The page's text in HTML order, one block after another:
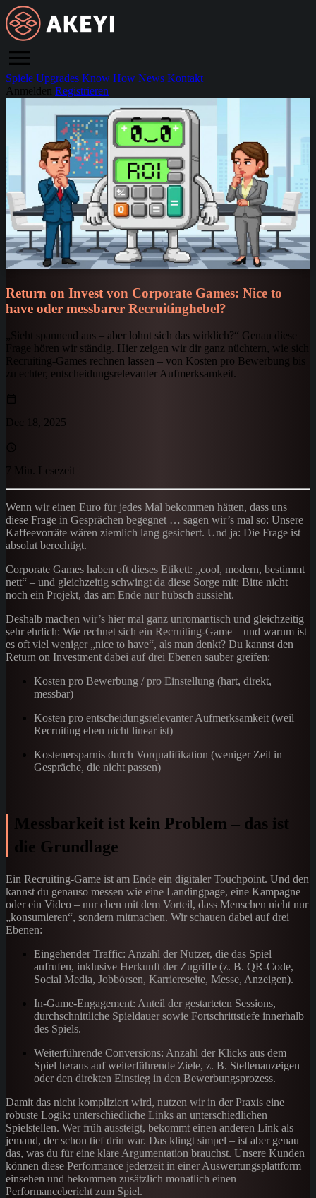
Spiele Upgrades Know How News Kontakt
Anmelden Registrieren
Return on Invest von Corporate Games: Nice to
have oder messbarer Recruitinghebel?
„Sieht spannend aus – aber lohnt sich das wirklich?“ Genau diese
Frage hören wir ständig. Hier zeigen wir dir ganz nüchtern, wie sich
Recruiting-Games rechnen lassen – von Kosten pro Bewerbung bis
zu echter, entscheidungsrelevanter Aufmerksamkeit.
Dec 18, 2025
7 Min. Lesezeit
Wenn wir einen Euro für jedes Mal bekommen hätten, dass uns
diese Frage in Gesprächen begegnet … sagen wir’s mal so: Unsere
Kaffeevorräte wären ziemlich lang gesichert. Und ja: Die Frage ist
absolut berechtigt.
Corporate Games haben oft dieses Etikett: „cool, modern, bestimmt
nett“ – und gleichzeitig schwingt da diese Sorge mit: Bitte nicht
noch ein Projekt, das am Ende nur hübsch aussieht.
Deshalb machen wir’s hier mal ganz unromantisch und gleichzeitig
sehr ehrlich: Wie rechnet sich ein Recruiting-Game – und warum ist
es oft viel weniger „nice to have“, als man denkt? Du kannst den
Return on Investment dabei auf drei Ebenen sauber greifen:
Kosten pro Bewerbung / pro Einstellung (hart, direkt,
messbar)
Kosten pro entscheidungsrelevanter Aufmerksamkeit (weil
Recruiting eben nicht linear ist)
Kostenersparnis durch Vorqualifikation (weniger Zeit in
Gespräche, die nicht passen)
Messbarkeit ist kein Problem – das ist
die Grundlage
Ein Recruiting-Game ist am Ende ein digitaler Touchpoint. Und den
kannst du genauso messen wie eine Landingpage, eine Kampagne
oder ein Video – nur eben mit dem Vorteil, dass Menschen nicht nur
„konsumieren“, sondern mitmachen. Wir schauen dabei auf drei
Ebenen:
Eingehender Traffic: Anzahl der Nutzer, die das Spiel
aufrufen, inklusive Herkunft der Zugriffe (z. B. QR-Code,
Social Media, Jobbörsen, Karriereseite, Messe, Anzeigen).
In-Game-Engagement: Anteil der gestarteten Sessions,
durchschnittliche Spieldauer sowie Fortschrittstiefe innerhalb
des Spiels.
Weiterführende Conversions: Anzahl der Klicks aus dem
Spiel heraus auf weiterführende Ziele, z. B. Stellenanzeigen
oder den direkten Einstieg in den Bewerbungsprozess.
Damit das nicht kompliziert wird, nutzen wir in der Praxis eine
robuste Logik: unterschiedliche Links an unterschiedlichen
Spielstellen. Wer früh aussteigt, bekommt einen anderen Link als
jemand, der schon tief drin war. Das klingt simpel – ist aber genau
das, was du für eine klare Argumentation brauchst. Unsere Kunden
können diese Performance jederzeit in einer Auswertungsplattform
einsehen und bekommen zusätzlich monatlich einen
Performancebericht zum Spiel.